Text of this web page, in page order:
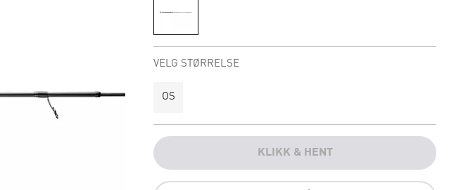
VELG STØRRELSE
OS
KLIKK & HENT